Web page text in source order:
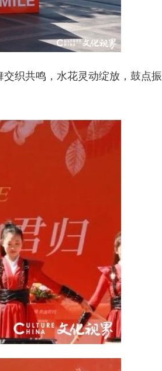
织共鸣，水花灵动绽放，鼓点振